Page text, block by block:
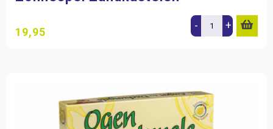
19,95 - +